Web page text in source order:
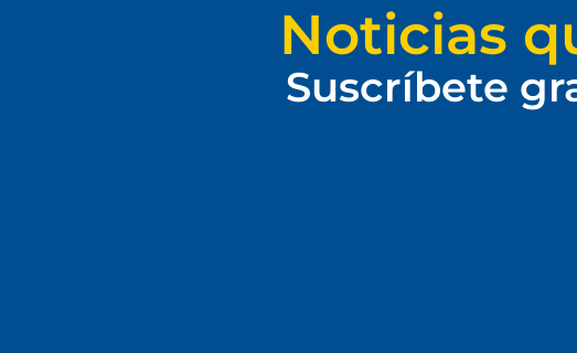
Noticias
Suscríbete